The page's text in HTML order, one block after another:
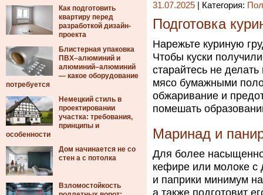
Как подготовить
квартиру перед
разработкой дизайн-
проекта
Блистерная упаковка
ПВХ–алюминий и
алюминий–алюминий
— какое оборудование
потребуется
Немецкий стиль в
проектировании
участка: требования,
принципы и
особенности
Дом начинается не со
стен а с потолка
Взломостойкость
31.07.2025 | Категория:
Подготовка
Нарежьте куриную
Чтобы куски
старайтесь не
мясо бумажными
обжаривание и
помешать
Маринад и
Для более
кефире или молоке с
и паприки минимум
а также подготовит